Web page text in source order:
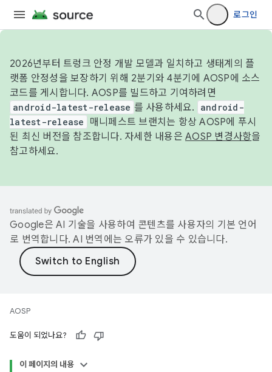
로그인
2026년부터 트렁크 안정 개발 모델과 일치하고 생태계의 플
랫폼 안정성을 보장하기 위해 2분기와 4분기에 AOSP에 소스
코드를 게시합니다. AOSP를 빌드하고 기여하려면
android-latest-release 를 사용하세요.
android-
latest-release
매니페스트 브랜치는 항상 AOSP에 푸시
된 최신 버전을 참조합니다. 자세한 내용은 AOSP 변경사항을
참고하세요.
Google은 AI 기술을 사용하여 콘텐츠를 사용자의 기본 언어
로 번역합니다. AI 번역에는 오류가 있을 수 있습니다.
AOSP
도움이 되었나요?
이 페이지의 내용